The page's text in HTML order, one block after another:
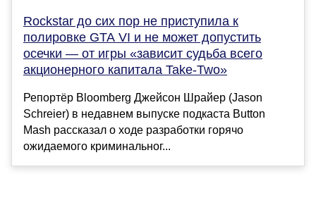
Rockstar до сих пор не приступила к
полировке GTA VI и не может допустить
осечки — от игры «зависит судьба всего
акционерного капитала Take-Two»
Репортёр Bloomberg Джейсон Шрайер (Jason
Schreier) в недавнем выпуске подкаста Button
Mash рассказал о ходе разработки горячо
ожидаемого криминальног...